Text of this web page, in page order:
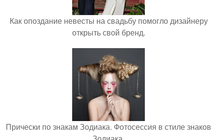
Как опоздание невесты на свадьбу помогло дизайнеру
открыть свой бренд.
Прически по знакам Зодиака. Фотосессия в стиле знаков